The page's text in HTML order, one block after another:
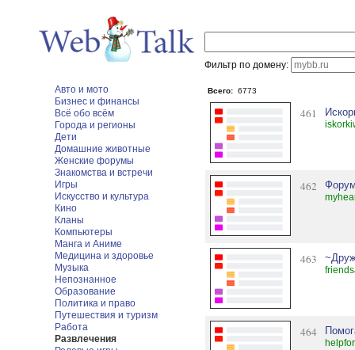
Фильтр по домену:
Авто и мото
Бизнес и финансы
Всё обо всём
Города и регионы
Дети
Домашние животные
Женские форумы
Знакомства и встречи
Игры
Искусство и культура
Кино
Кланы
Компьютеры
Манга и Аниме
Медицина и здоровье
Музыка
Непознанное
Образование
Политика и право
Путешествия и туризм
Работа
Развлечения
Всего: 6773
461
462
463
464